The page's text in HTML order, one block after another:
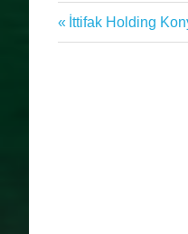
Antalyaspor
İttifak
Yazı
Previous
Post:
İttifak Holding